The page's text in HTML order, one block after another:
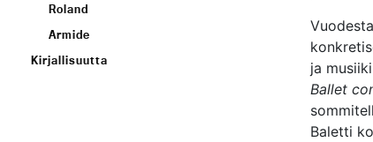
Roland
Armide
Kirjallisuutta
ja
Ballet
Baletti